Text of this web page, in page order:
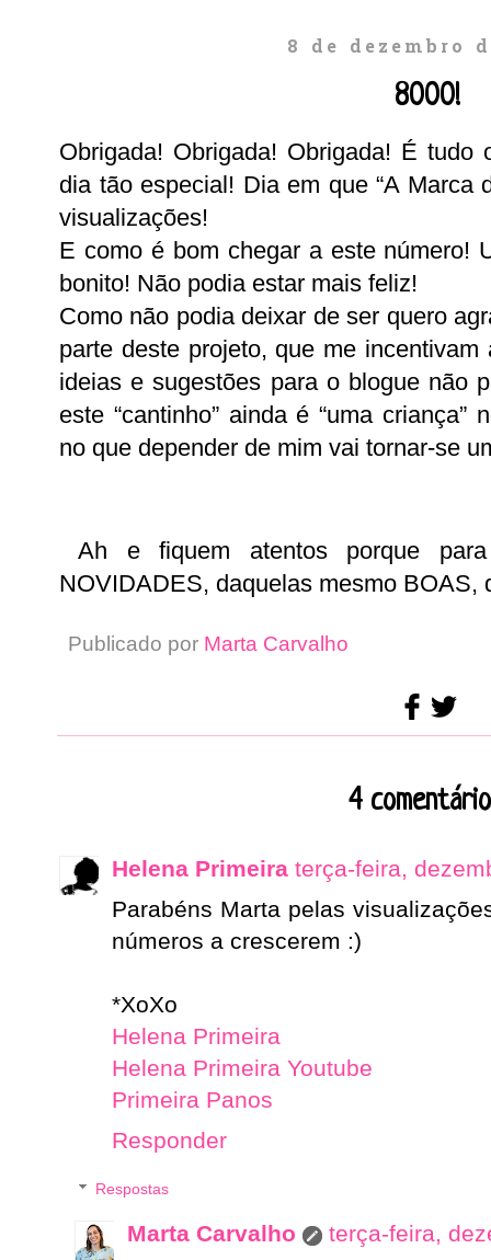
8 de dezembro
8000!
Obrigada! Obrigada! Obrigada! É
dia tão especial! Dia em que “A Marca
visualizações!
E como é bom chegar a este número!
bonito! Não podia estar mais feliz!
Como não podia deixar de ser quero
parte deste projeto, que me
ideias e sugestões para o blogue não
este “cantinho” ainda é “uma criança”
no que depender de mim vai tornar-se
Ah e fiquem atentos porque
NOVIDADES, daquelas mesmo BOAS,
Publicado por Marta Carvalho
4
Helena Primeira terça-feira,
Parabéns Marta pelas
números a crescerem :)
*XoXo
Helena Primeira
Helena Primeira Youtube
Primeira Panos
Responder
Respostas
Marta Carvalho
terça-feira,